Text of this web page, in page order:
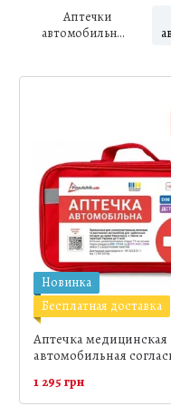
Аптечки
автомобильные
Новинка
Бесплатная доставка
Аптечка медицинская
автомобильная
изменение 2)
1 295 грн